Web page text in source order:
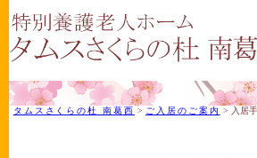
タムスさくらの杜 南葛西 > ご入居のご案内 > 入居